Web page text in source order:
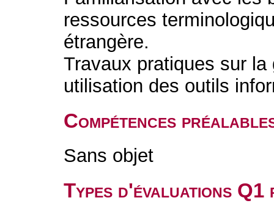
ressources
étrangère.
Travaux pratiques sur
utilisation des outils
Compétences
Sans objet
Types d'évaluations